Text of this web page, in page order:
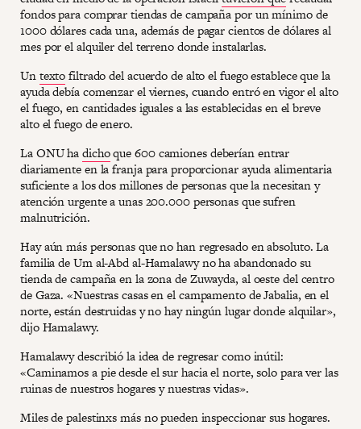
fondos para comprar tiendas de campaña por un mínimo de
1000 dólares cada una, además de pagar cientos de dólares al
mes por el alquiler del terreno donde instalarlas.
Untextofiltrado del acuerdo de alto el fuego establece que la
ayuda debía comenzar el viernes, cuando entró en vigor el alto
el fuego, en cantidades iguales a las establecidas en el breve
alto el fuego de enero.
La ONU hadichoque 600 camiones deberían entrar
diariamente en la franja para proporcionar ayuda alimentaria
suficiente a los dos millones de personas que la necesitan y
atención urgente a unas 200.000 personas que sufren
malnutrición.
Hay aún más personas que no han regresado en absoluto. La
familia de Um al-Abd al-Hamalawy no ha abandonado su
tienda de campaña en la zona de Zuwayda, al oeste del centro
de Gaza. «Nuestras casas en el campamento de Jabalia, en el
norte, están destruidas y no hay ningún lugar donde alquilar»,
dijo Hamalawy.
Hamalawy describió la idea de regresar como inútil:
«Caminamos a pie desde el sur hacia el norte, solo para ver las
ruinas de nuestros hogares y nuestras vidas».
Miles de palestinxs más no pueden inspeccionar sus hogares.